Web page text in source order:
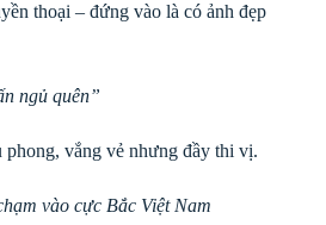
thoại – đứng vào là có ảnh đẹp
ngủ quên”
vắng vẻ nhưng đầy thi vị.
vào cực Bắc Việt Nam